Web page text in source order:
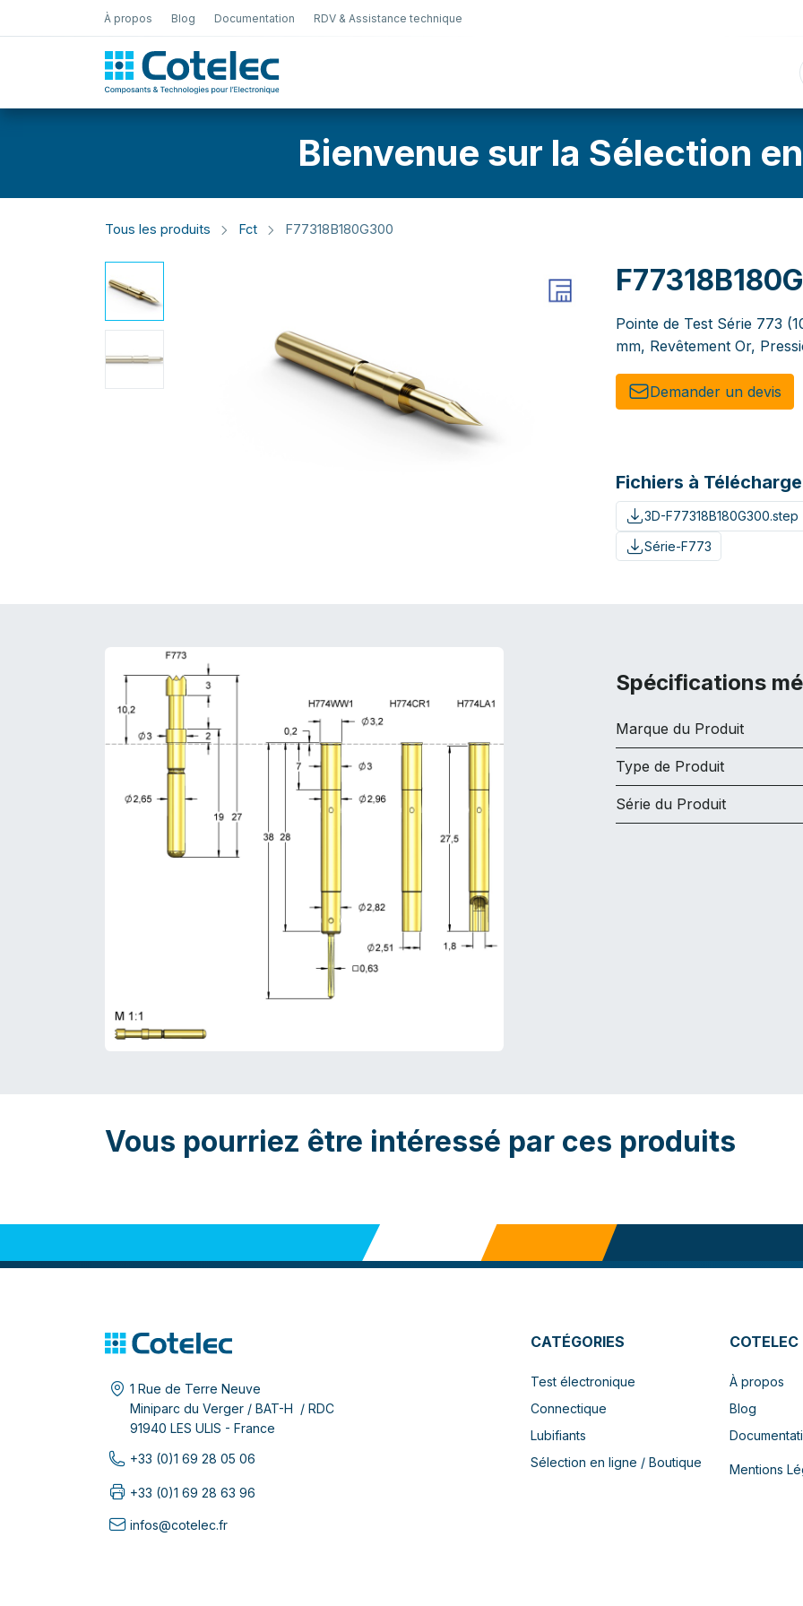
À propos Blog Documentation RDV & Assistance technique
Sélection en
Bienvenue sur la Sélection
Tous les produits Fct F77318B180G300
Pointe de Test Série 773
mm, Revêtement Or,
Demander un de​​vis​​
Fichiers à
3D-F77318B180G300.step
Série-F773
Spécifications
Marque du Produit
Type de Produit
Série du Produit
Vous pourriez être intéressé par ces produits
1 Rue de Terre Neuve
Miniparc du Verger / BAT-H / RDC
91940 LES ULIS - France
+33 (0)1 69 28 05 06
+33 (0)1 69 28 63 96
infos@cotelec.fr
CATÉGORIES
Test électronique
Connectique
Lubifiants
Sélection en ligne / Boutique
COTELEC
À propos
Blog
Mentions